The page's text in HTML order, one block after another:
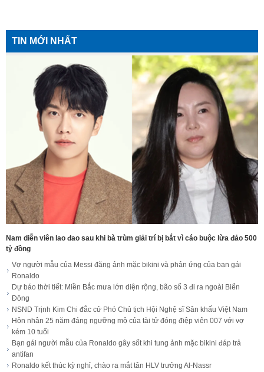
TIN MỚI NHẤT
Nam diễn viên lao đao sau khi bà trùm giải trí bị bắt vì cáo buộc lừa đảo 500
tỷ đồng
Vợ người mẫu của Messi đăng ảnh mặc bikini và phản ứng của bạn gái
Ronaldo
Dự báo thời tiết: Miền Bắc mưa lớn diện rộng, bão số 3 đi ra ngoài Biển
Đông
NSND Trịnh Kim Chi đắc cử Phó Chủ tịch Hội Nghệ sĩ Sân khấu Việt Nam
Hôn nhân 25 năm đáng ngưỡng mộ của tài tử đóng điệp viên 007 với vợ
kém 10 tuổi
Bạn gái người mẫu của Ronaldo gây sốt khi tung ảnh mặc bikini đáp trả
antifan
Ronaldo kết thúc kỳ nghỉ, chào ra mắt tân HLV trưởng Al-Nassr